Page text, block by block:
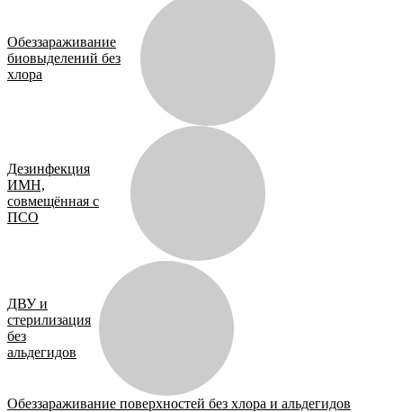
Обеззараживание
биовыделений без
хлора
Дезинфекция
ИМН,
совмещённая с
ПСО
ДВУ и
стерилизация
без
альдегидов
Обеззараживание поверхностей без хлора и альдегидов